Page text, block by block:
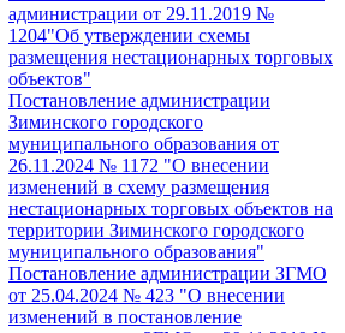
администрации от 29.11.2019 №
1204"Об утверждении схемы
размещения нестационарных торговых
объектов"
Постановление администрации
Зиминского городского
муниципального образования от
26.11.2024 № 1172 "О внесении
изменений в схему размещения
нестационарных торговых объектов на
территории Зиминского городского
муниципального образования"
Постановление администрации ЗГМО
от 25.04.2024 № 423 "О внесении
изменений в постановление